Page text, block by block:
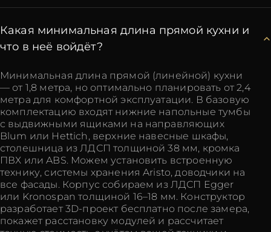
Какая минимальная длина прямой кухни и
что в неё войдёт?
Минимальная длина прямой (линейной) кухни
— от 1,8 метра, но оптимально планировать от 2,4
метра для комфортной эксплуатации. В базовую
комплектацию входят нижние напольные тумбы
с выдвижными ящиками на направляющих
Blum или Hettich, верхние навесные шкафы,
столешница из ЛДСП толщиной 38 мм, кромка
ПВХ или ABS. Можем установить встроенную
технику, системы хранения Aristo, доводчики на
все фасады. Корпус собираем из ЛДСП Egger
или Kronospan толщиной 16–18 мм. Конструктор
разработает 3D-проект бесплатно после замера,
покажет расстановку модулей и рассчитает